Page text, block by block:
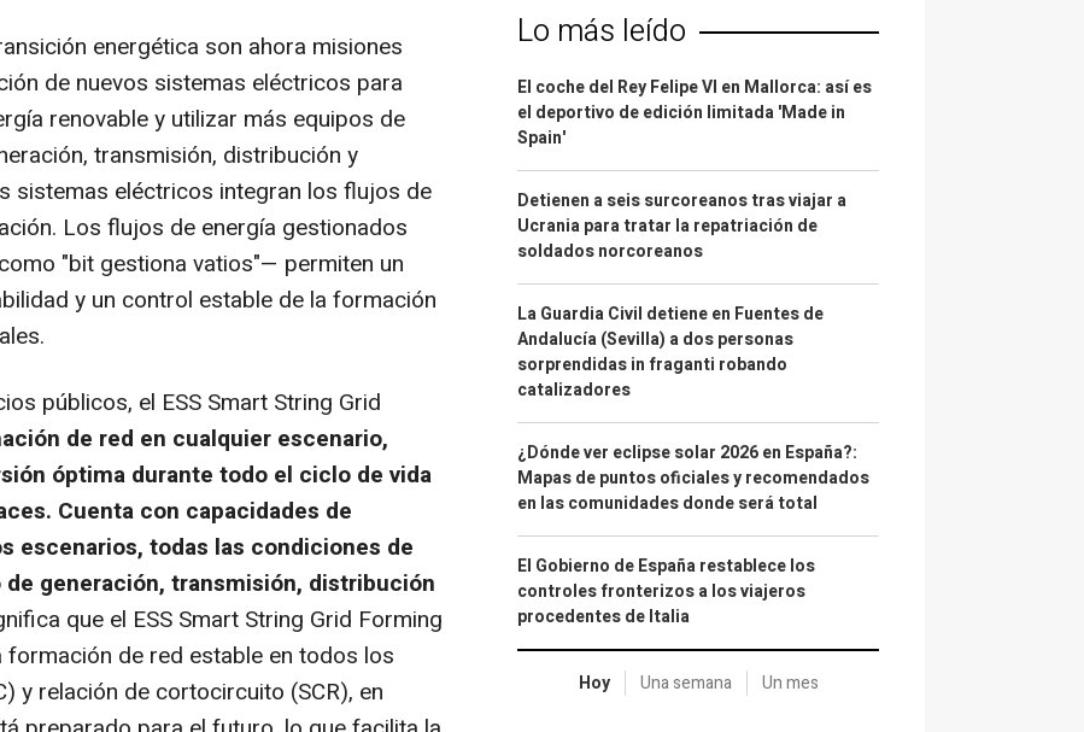
energética son ahora misiones
de nuevos sistemas eléctricos para
renovable y utilizar más equipos de
transmisión, distribución y
sistemas eléctricos integran los flujos de
Los flujos de energía gestionados
"bit gestiona vatios"— permiten un
y un control estable de la formación
públicos, el ESS Smart String Grid
de red en cualquier escenario,
óptima durante todo el ciclo de vida
Cuenta con capacidades de
escenarios, todas las condiciones de
generación, transmisión, distribución
que el ESS Smart String Grid Forming
de red estable en todos los
y relación de cortocircuito (SCR), en
Lo más leído
El coche del Rey Felipe VI en Mallorca: así es
el deportivo de edición limitada 'Made in
Spain'
Detienen a seis surcoreanos tras viajar a
Ucrania para tratar la repatriación de
soldados norcoreanos
La Guardia Civil detiene en Fuentes de
Andalucía (Sevilla) a dos personas
sorprendidas in fraganti robando
catalizadores
¿Dónde ver eclipse solar 2026 en España?:
Mapas de puntos oficiales y recomendados
en las comunidades donde será total
El Gobierno de España restablece los
controles fronterizos a los viajeros
procedentes de Italia
Hoy Una semana Un mes